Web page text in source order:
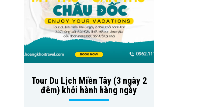
Tour Du Lịch Miền Tây (3 ngày 2
đêm) khởi hành hàng ngày